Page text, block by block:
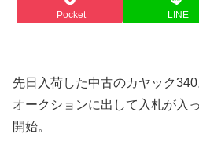
Pocket LINE
先日入荷した中古のカヤック340
オークションに出して入札が入
開始。